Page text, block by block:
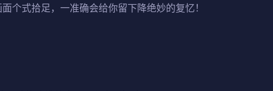
个式拾足，一准确会给你留下降绝妙的复忆！